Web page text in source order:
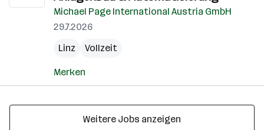
Michael Page International Austria GmbH
29.7.2026
Linz
Vollzeit
Merken
Weitere Jobs anzeigen